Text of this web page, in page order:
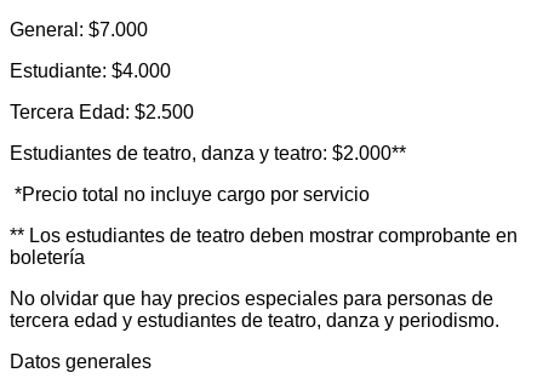
General: $7.000
Estudiante: $4.000
Tercera Edad: $2.500
Estudiantes de teatro, danza y teatro: $2.000**
*Precio total no incluye cargo por servicio
** Los estudiantes de teatro deben mostrar comprobante en
boletería
No olvidar que hay precios especiales para personas de
tercera edad y estudiantes de teatro, danza y periodismo.
Datos generales